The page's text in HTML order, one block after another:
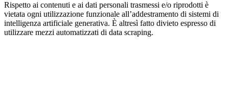
Rispetto ai contenuti e ai dati personali trasmessi e/o riprodotti è
vietata ogni utilizzazione funzionale all’addestramento di sistemi di
intelligenza artificiale generativa. È altresì fatto divieto espresso di
utilizzare mezzi automatizzati di data scraping.